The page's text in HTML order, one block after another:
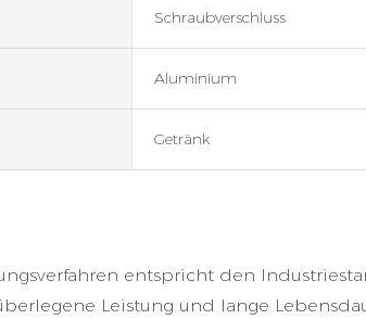
Schraubverschluss
Aluminium
Getränk
entspricht den
Leistung und lange